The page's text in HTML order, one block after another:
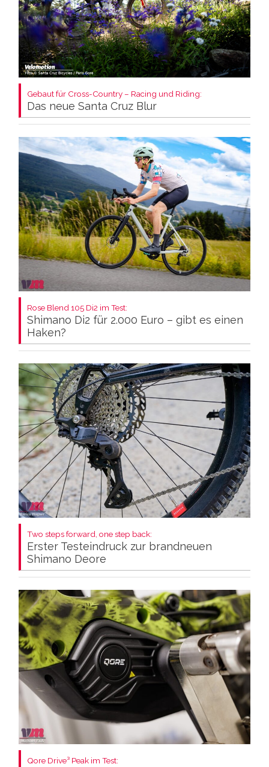
Gebaut für Cross-Country – Racing und Riding:
Das neue Santa Cruz Blur
Rose Blend 105 Di2 im Test:
Shimano Di2 für 2.000 Euro – gibt es einen
Haken?
Two steps forward, one step back:
Erster Testeindruck zur brandneuen
Shimano Deore
Qore Drive³ Peak im Test: